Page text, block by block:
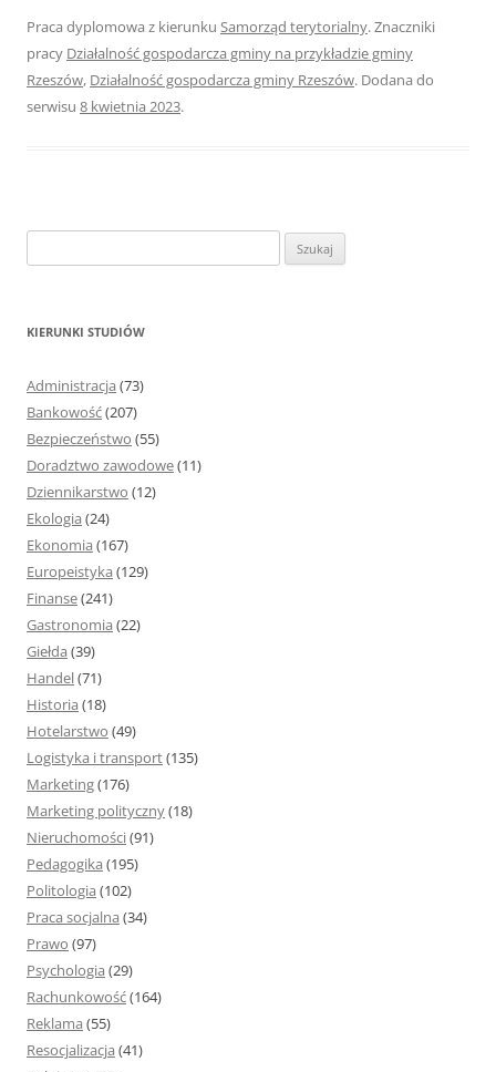
Praca dyplomowa z kierunku Samorząd terytorialny. Znaczniki
pracy Działalność gospodarcza gminy na przykładzie gminy
Rzeszów, Działalność gospodarcza gminy Rzeszów. Dodana do
serwisu 8 kwietnia 2023.
z
KIERUNKI STUDIÓW
Administracja (73)
Bankowość(207)
Bezpieczeństwo (55)
Doradztwo zawodowe(11)
Dziennikarstwo (12)
Ekologia (24)
Ekonomia (167)
Europeistyka (129)
Finanse(241)
Gastronomia (22)
Giełda (39)
Handel(71)
Historia (18)
Hotelarstwo (49)
Logistyka i transport(135)
Marketing(176)
Marketing polityczny(18)
Nieruchomości(91)
Pedagogika (195)
Politologia (102)
Praca socjalna (34)
Prawo (97)
Psychologia (29)
Rachunkowość(164)
Reklama (55)
Resocjalizacja (41)